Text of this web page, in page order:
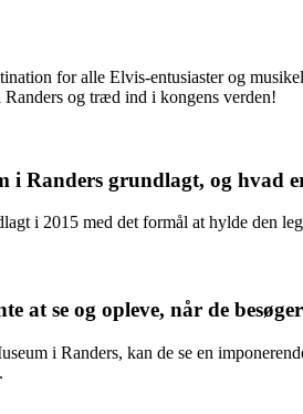
for alle Elvis-entusiaster og
og træd ind i kongens verden!
i Randers grundlagt, og hvad
i 2015 med det formål at hylde den
at se og opleve, når de
i Randers, kan de se en